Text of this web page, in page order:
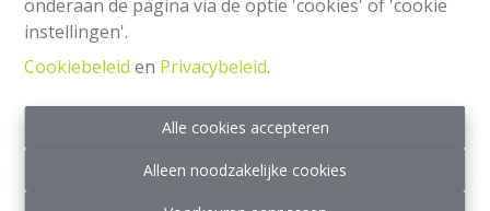
onderaan de pagina via de optie 'cookies' of 'cookie
instellingen'.
Cookiebeleid en Privacybeleid.
Alle cookies accepteren
Alleen noodzakelijke cookies
VERHUURD